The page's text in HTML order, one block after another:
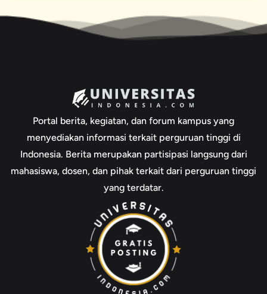
Portal berita, kegiatan, dan forum kampus yang
menyediakan informasi terkait perguruan tinggi di
Indonesia. Berita merupakan partisipasi langsung dari
mahasiswa, dosen, dan pihak terkait dari perguruan tinggi
yang terdatar.